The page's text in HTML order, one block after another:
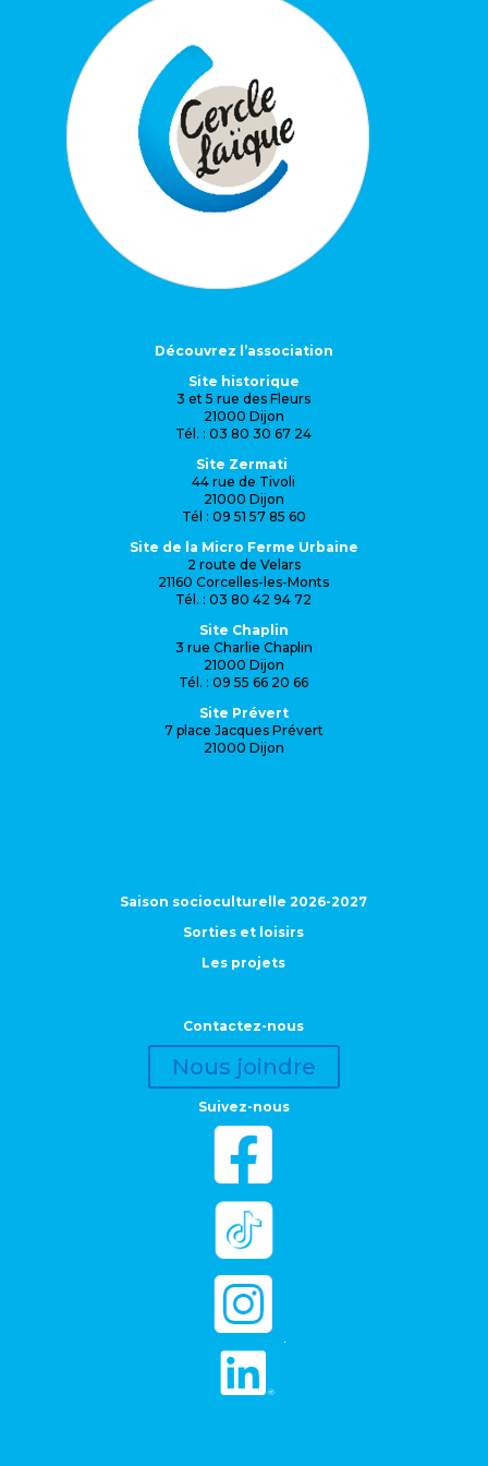
Découvrez l’association
Site historique
3 et 5 rue des Fleurs
21000 Dijon
Tél. : 03 80 30 67 24
Site Zermati
44 rue de Tivoli
21000 Dijon
Tél : 09 51 57 85 60
Site de la Micro Ferme Urbaine
2 route de Velars
21160 Corcelles-les-Monts
Tél. : 03 80 42 94 72
Site Chaplin
3 rue Charlie Chaplin
21000 Dijon
Tél. : 09 55 66 20 66
Site Prévert
7 place Jacques Prévert
21000 Dijon
Saison socioculturelle 2026-2027
Sorties et loisirs
Les projets
Contactez-nous
Nous joindre
Suivez-nous